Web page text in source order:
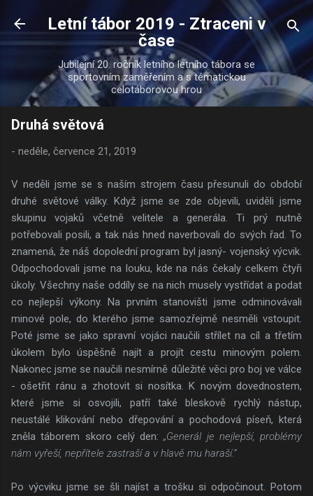
Přeskočit na hlavní obsah
Letní tábor 2019 - Ztraceni v
čase
Jubilejní 20. ročník letního letního tábora se
sportovním zaměřením a s tématickou
celotáborovou hrou
Druhá světová
- neděle, července 21, 2019
V neděli jsme se s naším strojem času přesunuli do období
druhé světové války. Když jsme se zde objevili, uviděli jsme
skupinu vojaků včetně velitele a generála. Ti prý nutně
potřebovali posili, a tak nás hned naverbovali do svých řad. To
znamená, že náš dopolední program byl jasný- vojenský výcvik.
Odpochodovali jsme na louku, kde na nás čekaly celkem čtyři
úkoly. Všechny naše oddíly se na nich musely vystřídat a podat
co nejlepší výkony. Na prvním stanovišti jsme odminovávali
minové pole, do kterého jsme samozřejmě nesměli vstoupit.
Poté jsme se jako spravní vojáci naučili střílet na cíl a třetím
úkolem bylo úspěšně najít a projít cestu minovým polem.
Nakonec jsme se naučili nesmírně důležité věci pro boj ve válce
- ošetřit ránu a zhotovit si nosítka. K novým dovednostem,
které jsme si osvojili, patří také bleskově rychlý nástup,
neustálé klikování nebo dřepování a pochodová píseň, která
zněla táborem skoro celý den:„Generál je nejlepší, problémy
nám vyřeší, nepřítele zastraší a v hlavě mu haraší.“
Po výcviku jsme se šli najíst a trošku si odpočinout. Potom